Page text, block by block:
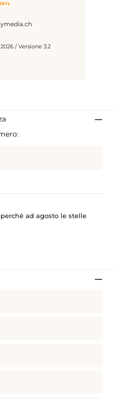
/ Versione 3.2
ad agosto le stelle